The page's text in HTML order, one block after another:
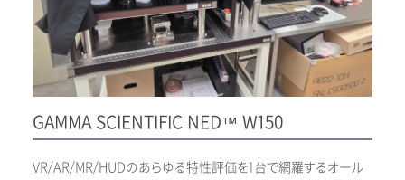
GAMMA SCIENTIFIC NED™ W150
VR/AR/MR/HUDのあらゆる特性評価を1台で網羅するオール